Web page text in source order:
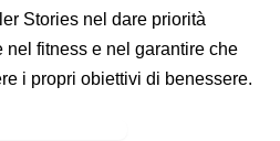
Stories nel dare priorità
fitness e nel garantire che
i propri obiettivi di benessere.